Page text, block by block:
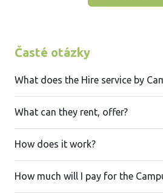
Časté otázky
What does the Hire service by
What can they rent, offer?
How does it work?
How much will I pay for the